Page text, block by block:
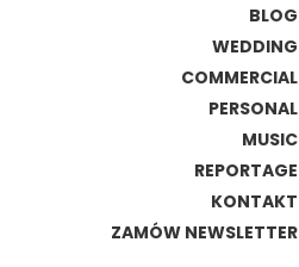
BLOG
WEDDING
COMMERCIAL
PERSONAL
MUSIC
REPORTAGE
KONTAKT
ZAMÓW NEWSLETTER